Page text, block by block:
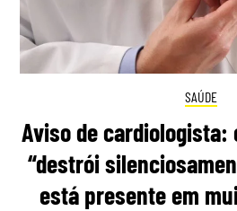
SAÚDE
Aviso de
“destrói
está presente em